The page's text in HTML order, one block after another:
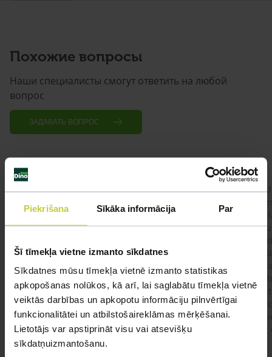
Piekrišana Sīkāka informācija Par
Šī tīmekļa vietne izmanto sīkdatnes
Sīkdatnes mūsu tīmekļa vietnē izmanto statistikas
apkopošanas nolūkos, kā arī, lai saglabātu tīmekļa vietnē
veiktās darbības un apkopotu informāciju pilnvērtīgai
funkcionalitātei un atbilstošaireklāmas mērķēšanai.
Lietotājs var apstiprināt visu vai atsevišķu
sīkdatņuizmantošanu.
Похожие вопросы
Наши специалисты смогут ответить на любой
вопрос
ЗАДАВАТЬ ВОПРОС
Labdien, Kurā audzētavā nopirkt tīršķirnes
Amerikāņu Stadforšīras terjera kucēnu? Mēs
ar ģimeni vēlamies tīršķirnes kucēnu priekš
izstādīšanas un aktīva ģimenes kompanjona.
#kucēnaiegāde